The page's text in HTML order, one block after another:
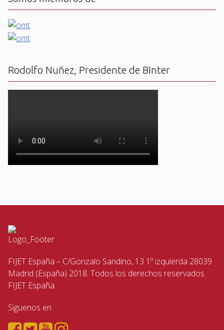
Rodolfo Nuñez, Presidente de BInter
FIJET España – C/Gonzalo Sandino, 13 1º izquierda 28039
Madrid (España) 2018. Todos los derechos reservados
FIJET España
Siguenos en